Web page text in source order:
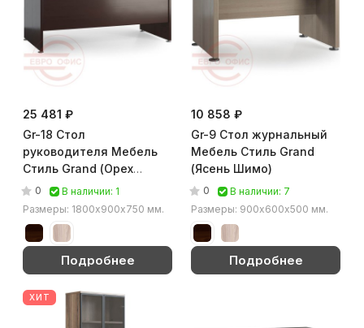
25 481 ₽
Gr-18 Стол
руководителя Мебель
Стиль Grand (Орех
тёмный)
0
В наличии: 1
Размеры: 1800х900х750 мм.
Подробнее
10 858 ₽
Gr-9 Стол журнальный
Мебель Стиль Grand
(Ясень Шимо)
0
В наличии: 7
Размеры: 900х600х500 мм.
Подробнее
ХИТ